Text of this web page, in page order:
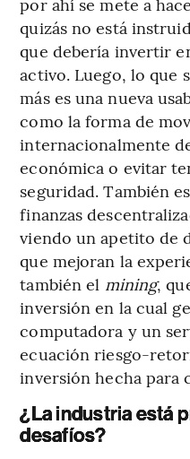
quizás no está
que debería invertir
activo. Luego, lo que
más es una nueva
como la forma de
internacionalmente
económica o evitar
seguridad. También
finanzas
viendo un apetito de
que mejoran la
también el mining,
inversión en la cual
computadora y un
ecuación riesgo-
inversión hecha para
¿La industria está
desafíos?